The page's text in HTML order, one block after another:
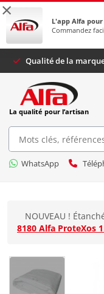
×
L'app Alfa
Commandez
Qualité de la
La qualité pour l’artisan
WhatsApp
NOUVEAU !
8180 Alfa ProteXos